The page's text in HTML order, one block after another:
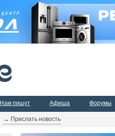
→ Прислать новость
Нам пишут Афиша Форумы